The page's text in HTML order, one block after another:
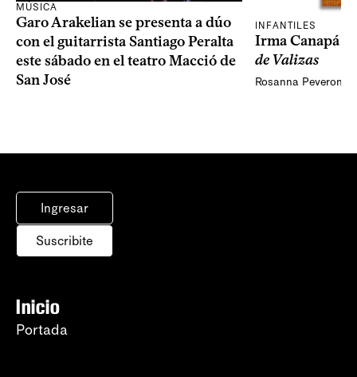
MÚSICA
Garo Arakelian se presenta a dúo
con el guitarrista Santiago Peralta
este sábado en el teatro Macció de
San José
INFANTILES
Irma Canapá
de Valizas
Rosanna Peveroni
Ingresar
Suscribite
Inicio
Portada